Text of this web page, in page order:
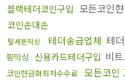
블랙테더코인구입 모든코인
코인손대손
탈세돈믹싱 테더송금업체 테
핑믹싱 신용카드테더구입 비
코인현금화최저수수료 모든코인